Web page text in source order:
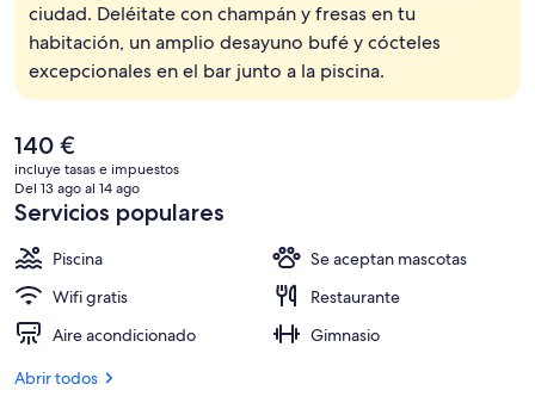
Gimnasio
ciudad. Deléitate con champán y fresas en tu
habitación, un amplio desayuno bufé y cócteles
excepcionales en el bar junto a la piscina.
El
precio
actual
es
de
140 €
140 €
incluye tasas e impuestos
Del 13 ago al 14 ago
Servicios populares
Piscina
Se aceptan mascotas
Wifi gratis
Restaurante
Aire acondicionado
Gimnasio
Abrir todos